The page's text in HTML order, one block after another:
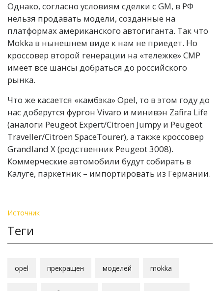
Однако, согласно условиям сделки с GM, в РФ
нельзя продавать модели, созданные на
платформах американского автогиганта. Так что
Mokka в нынешнем виде к нам не приедет. Но
кроссовер второй генерации на «тележке» CMP
имеет все шансы добраться до российского
рынка.
Что же касается «камбэка» Opel, то в этом году до
нас доберутся фургон Vivaro и минивэн Zafira Life
(аналоги Peugeot Expert/Citroen Jumpy и Peugeot
Traveller/Citroen SpaceTourer), а также кроссовер
Grandland X (родственник Peugeot 3008).
Коммерческие автомобили будут собирать в
Калуге, паркетник – импортировать из Германии.
Источник
Теги
opel прекращен моделей mokka